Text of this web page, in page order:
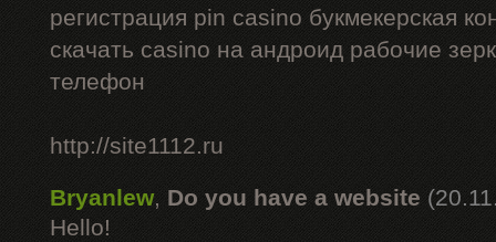
регистрация pin casino букмекерская
скачать casino на андроид рабочие
телефон
http://site1112.ru
Bryanlew, Do you have a website
Hello!